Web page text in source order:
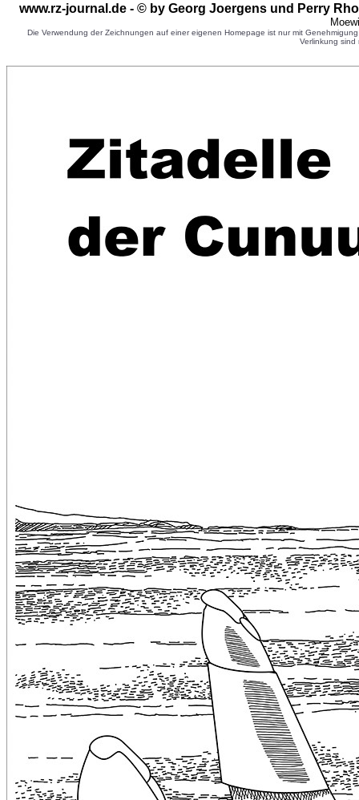
www.rz-journal.de - © by Georg Joergens und Perry
Die Verwendung der Zeichnungen auf einer eigenen Homepage ist nur mit
Verlinkung sind